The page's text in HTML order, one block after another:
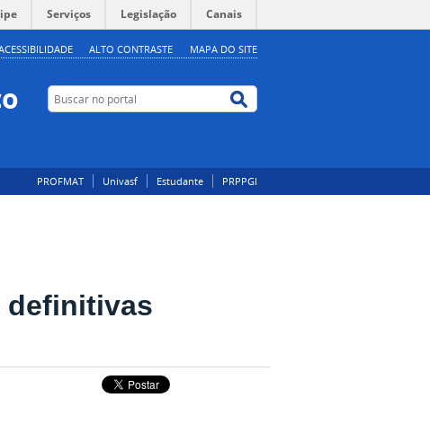
Serviços Legislação Canais
ALTO CONTRASTE MAPA DO SITE
Buscar no portal
PROFMAT Univasf Estudante PRPPGI
definitivas